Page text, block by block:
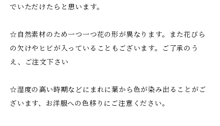
でいただけたらと思います。
☆自然素材のため一つ一つ花の形が異なります。また花びら
の欠けやヒビが入っていることもございます。ご了承のう
え、ご注文下さい
☆湿度の高い時期などにまれに葉から色が染み出ることがご
ざいます、お洋服への色移りにご注意ください。